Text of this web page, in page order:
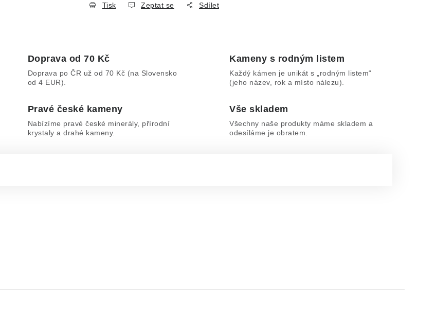
Tisk Zeptat se Sdílet
Doprava od 70 Kč
Doprava po ČR už od 70 Kč (na Slovensko
od 4 EUR).
Kameny s rodným listem
Každý kámen je unikát s „rodným listem“
(jeho název, rok a místo nálezu).
Pravé české kameny
Nabízíme pravé české minerály, přírodní
krystaly a drahé kameny.
Vše skladem
Všechny naše produkty máme skladem a
odesíláme je obratem.